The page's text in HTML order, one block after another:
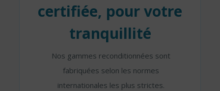
certifiée, pour votre
tranquillité
Nos gammes reconditionnées sont
fabriquées selon les normes
internationales les plus strictes.